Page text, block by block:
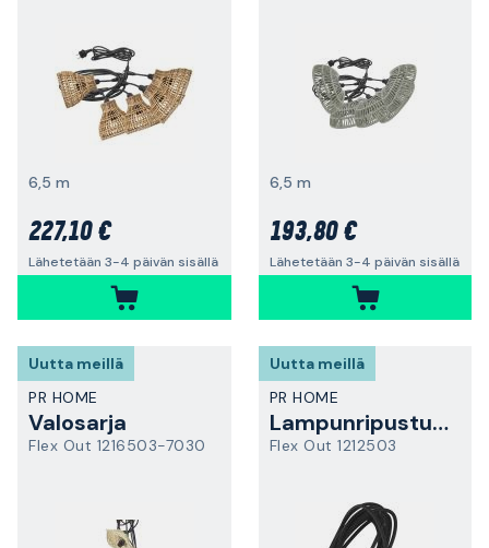
6,5 m
227,10 €
Lähetetään 3-4 päivän sisällä
6,5 m
193,80 €
Lähetetään 3-4 päivän sisällä
Uutta meillä
PR HOME
Valosarja
Flex Out 1216503-7030
Uutta meillä
PR HOME
Lampunripustusjohto
Flex Out 1212503